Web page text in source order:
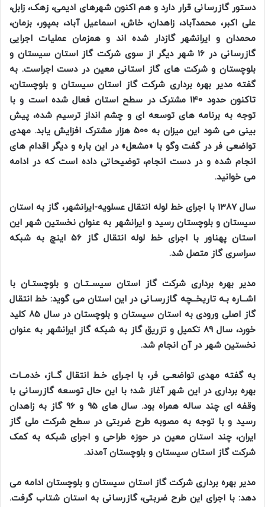
دستور گازرسانی قرار دارد و هم اکنون شهرهای ادیمی، زهک، زابل،
علی اکبر، محمدآباد، زاهدان، خاش، اسماعیل آباد، بمپور، بزمان،
محمدان و ایرانشهر گازدار شده اند و همزمان عملیات اجرایی
گازرسانی در 16 شهر دیگر از سوی شرکت گاز استان سیستان و
بلوچستان و شرکت های گاز استانی معین در دست اجراست. به
گفته مدیر بهره برداری شرکت گاز استان سیستان و بلوچستان،
تاکنون حدود 140 مشترک در سطح استان فعال شده است و با
توجه به برنامه های توسعه ای و چشم انداز ترسیم شده، پیش
بینی می شود این میزان به 500 هزار مشترک افزایش یابد. مهدی
تواضعی فر در گفت وگو با «مشعل» در این باره و دیگر اقدام های
انجام شده و در دست انجام، توضیحاتی داده است که در ادامه
می خوانید.
سال 1387 با اجرای خط لوله انتقال عسلویه-ایرانشهر، گاز به استان
سیستان و بلوچستان رسید و ایرانشهر به عنوان نخستین شهر این
استان پهناور با اجرای خط لوله انتقال گاز 56 اینچ به شبکه
سراسری گاز متصل شد.
مدیر بهره برداری شرکت گاز استان سیســتـان و بلوچستـان با
اشــاره بـه تاریخــچه گازرسـانی در این استان می گوید: خط انتقال
گاز اصلی ورودی به استان سیستان و بلوچستان در سال 85 کلید
خورد، سال 89 تکمیل و تزریق گاز به شبکه گاز ایرانشهر به عنوان
نخستین شهر در آن انجام شد.
به گفته مهدی تواضعـی فر، با اجـرای خـط انتقال گــاز، خدمــات
بهره برداری در این شهر آغاز شد؛ با این حال توسعه گازرسانی با
وقفه ای چند ساله همراه بود. سال های 95 و 96 گاز به زاهدان
رسید و با توجه به مصوبه طرح ضربتی در سطح شرکت ملی گاز
ایران، چند استان معین در حوزه طراحی و اجرای شبکه به کمک
شرکت گاز استان سیستان و بلوچستان آمدند.
مدیر بهره برداری شرکت گاز استان سیستان و بلوچستان ادامه می
دهد: با اجرای این طرح ضربتی، گازرسانی به استان شتاب گرفت.